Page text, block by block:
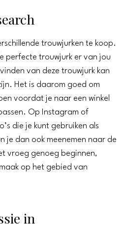
trouwjurken te koop.
perfecte trouwjurk er van jou
van deze trouwjurk kan
Het is daarom goed om
voordat je naar een winkel
Op Instagram of
die je kunt gebruiken als
je dan ook meenemen naar de
vroeg genoeg beginnen,
op het gebied van
in